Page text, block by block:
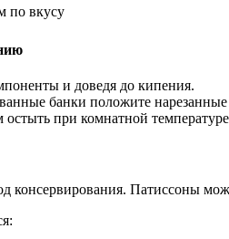
по вкусу
и доведя до кипения.
банки положите
при комнатной
консервирования. Патиссоны